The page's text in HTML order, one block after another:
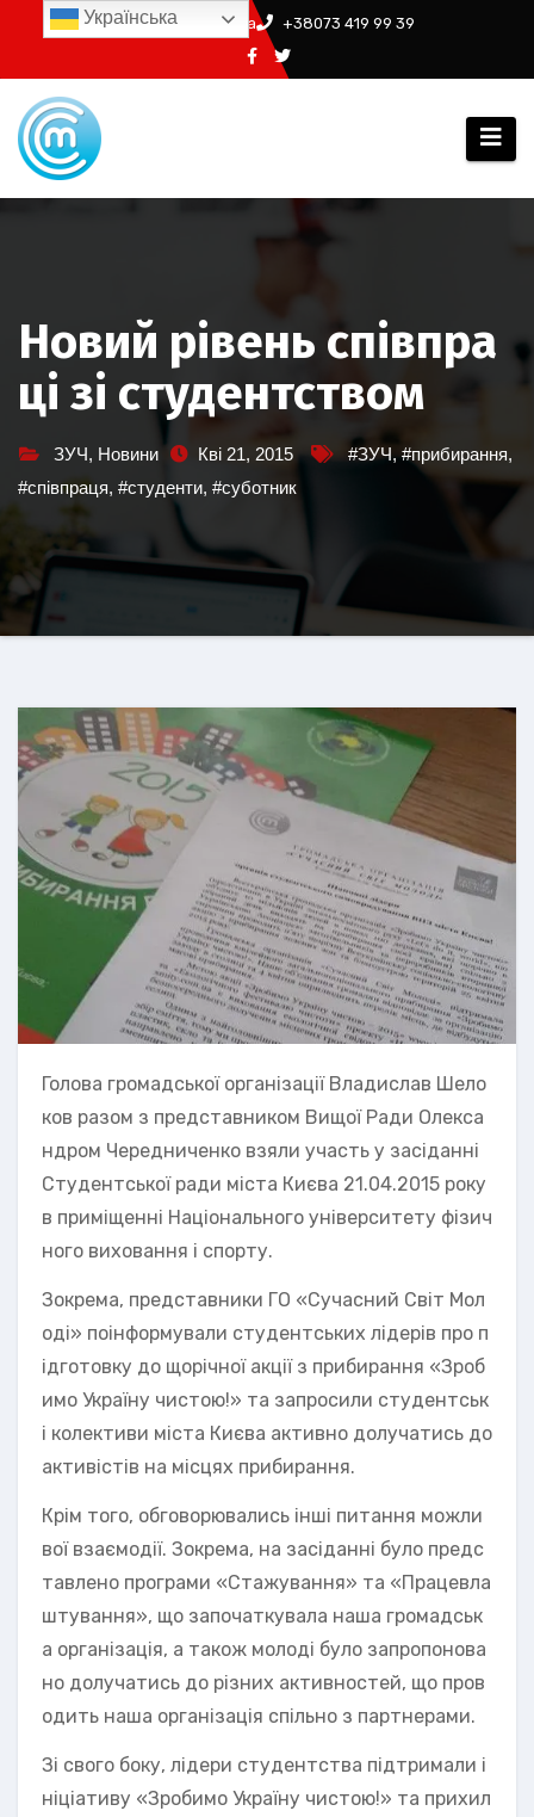
Перейти
вмісту
info@ssm.in.ua +38073 419 99 39
Новий рівень співпра
ці зі студентством
ЗУЧ, Новини Кві 21, 2015 #ЗУЧ,#прибирання,
#співпраця, #студенти, #суботник
Голова громадської організації Владислав Шело
ков разом з представником Вищої Ради Олекса
ндром Чередниченко взяли участь у засіданні
Студентської ради міста Києва 21.04.2015 року
в приміщенні Національного університету фізич
ного виховання і спорту.
Зокрема, представники ГО «Сучасний Світ Мол
оді» поінформували студентських лідерів про п
ідготовку до щорічної акції з прибирання «Зроб
имо Україну чистою!» та запросили студентськ
і колективи міста Києва активно долучатись до
активістів на місцях прибирання.
Крім того, обговорювались інші питання можли
вої взаємодії. Зокрема, на засіданні було предс
тавлено програми «Стажування» та «Працевла
штування», що започаткувала наша громадськ
а організація, а також молоді було запропонова
но долучатись до різних активностей, що пров
одить наша організація спільно з партнерами.
Зі свого боку, лідери студентства підтримали і
ніціативу «Зробимо Україну чистою!» та прихил
Українська